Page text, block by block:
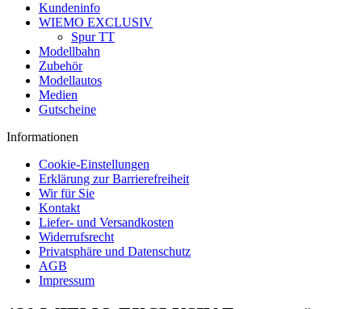
Kundeninfo
WIEMO EXCLUSIV
Spur TT
Modellbahn
Zubehör
Modellautos
Medien
Gutscheine
Informationen
Cookie-Einstellungen
Erklärung zur Barrierefreiheit
Wir für Sie
Kontakt
Liefer- und Versandkosten
Widerrufsrecht
Privatsphäre und Datenschutz
AGB
Impressum